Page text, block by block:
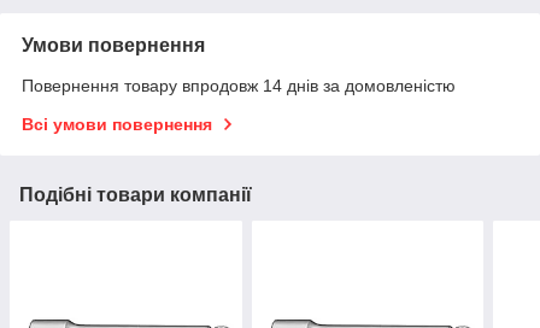
Умови повернення
Повернення товару впродовж 14 днів за домовленістю
Всі умови повернення
Подібні товари компанії